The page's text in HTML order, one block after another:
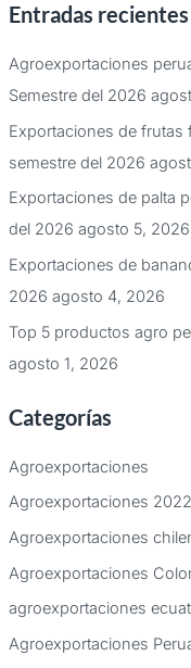
Entradas recientes
Agroexportaciones
Semestre del 2026
Exportaciones de frutas
semestre del 2026
Exportaciones de palta
del 2026 agosto 5, 2026
Exportaciones de
2026 agosto 4, 2026
Top 5 productos agro
agosto 1, 2026
Categorías
Agroexportaciones
Agroexportaciones 2022
Agroexportaciones
Agroexportaciones
agroexportaciones
Agroexportaciones